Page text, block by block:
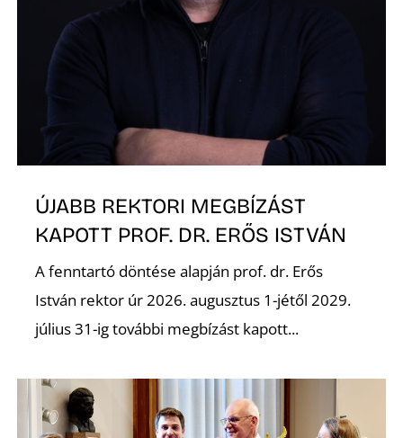
ÚJABB REKTORI MEGBÍZÁST
KAPOTT PROF. DR. ERŐS ISTVÁN
A fenntartó döntése alapján prof. dr. Erős
István rektor úr 2026. augusztus 1-jétől 2029.
július 31-ig további megbízást kapott...